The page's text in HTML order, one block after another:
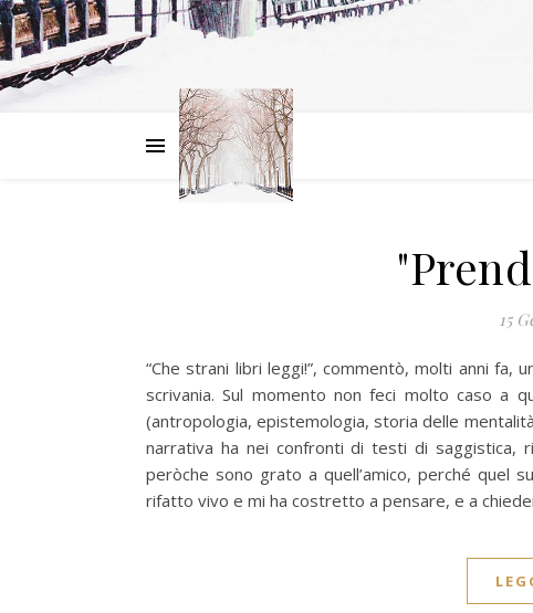
15
“Che strani libri leggi!”, commentò, molti anni fa,
scrivania. Sul momento non feci molto caso a
(antropologia, epistemologia, storia delle
narrativa ha nei confronti di testi di saggistica,
peròche sono grato a quell’amico, perché quel
rifatto vivo e mi ha costretto a pensare, e a